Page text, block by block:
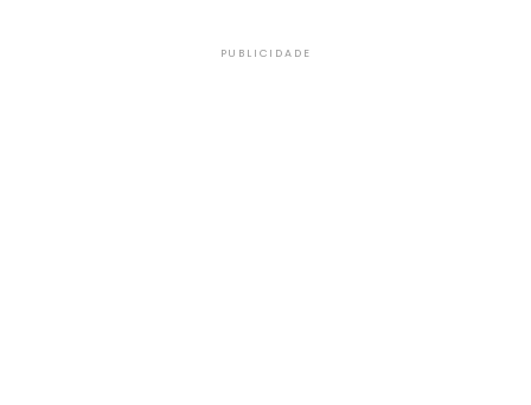
PUBLICIDADE